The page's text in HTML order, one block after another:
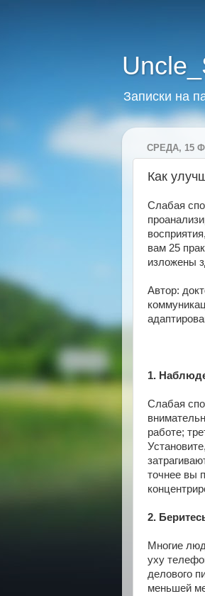
Записки на
СРЕДА, 15
Как
Слабая
вам 25
изложены
Автор:
1.
Слабая
работе;
точнее вы
2.
Многие
уху
делового
меньшей